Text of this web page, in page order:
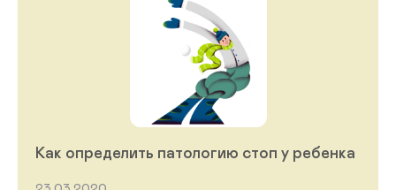
Как определить патологию стоп у ребенка